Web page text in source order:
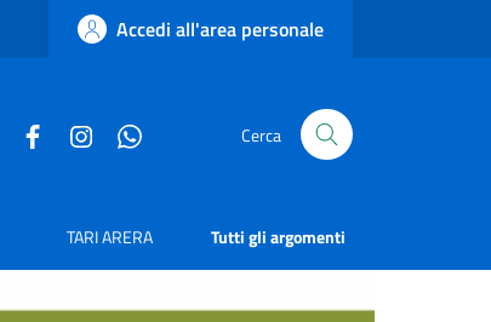
Accedi all'area personale
Cerca
TARI ARERA Tutti gli argomenti